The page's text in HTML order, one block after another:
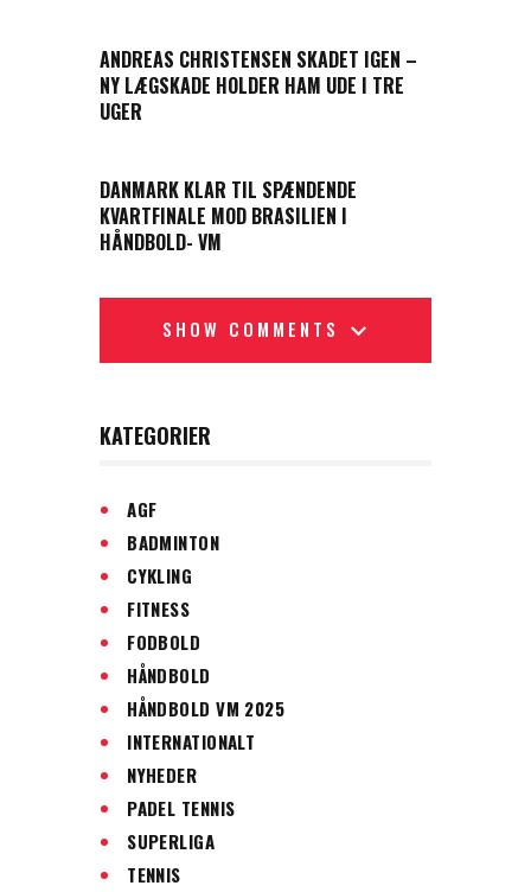
ANDREAS CHRISTENSEN SKADET IGEN –
NY LÆGSKADE HOLDER HAM UDE I TRE
UGER
DANMARK KLAR TIL SPÆNDENDE
KVARTFINALE MOD BRASILIEN I
HÅNDBOLD- VM
SHOW COMMENTS
KATEGORIER
AGF
BADMINTON
CYKLING
FITNESS
FODBOLD
HÅNDBOLD
HÅNDBOLD VM 2025
INTERNATIONALT
NYHEDER
PADEL TENNIS
SUPERLIGA
TENNIS